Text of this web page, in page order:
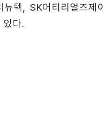
텍, SK머티리얼즈제
다.